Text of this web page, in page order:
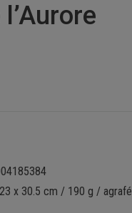
x 30.5 cm / 190 g / agrafé